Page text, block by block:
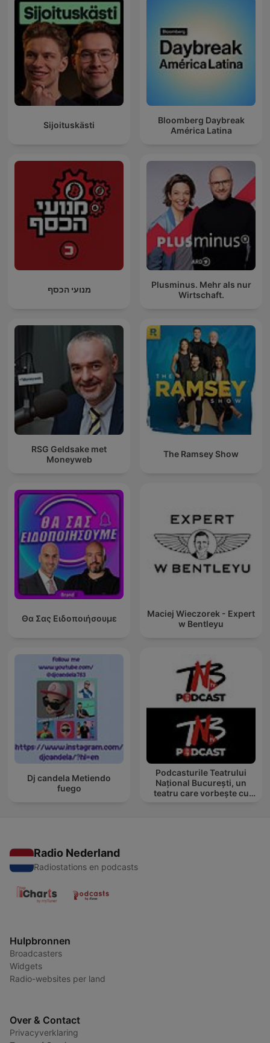
Sijoituskästi
Bloomberg Daybreak
América Latina
מנועי הכסף
Plusminus. Mehr als nur
Wirtschaft.
RSG Geldsake met
Moneyweb
The Ramsey Show
Θα Σας Ειδοποιήσουμε
Maciej Wieczorek - Expert
w Bentleyu
Dj candela Metiendo
fuego
Podcasturile Teatrului
Național București, un
teatru care vorbește cu
Radio Nederland
Radiostations en podcasts
Hulpbronnen
Broadcasters
Widgets
Radio-websites per land
Over & Contact
Privacyverklaring